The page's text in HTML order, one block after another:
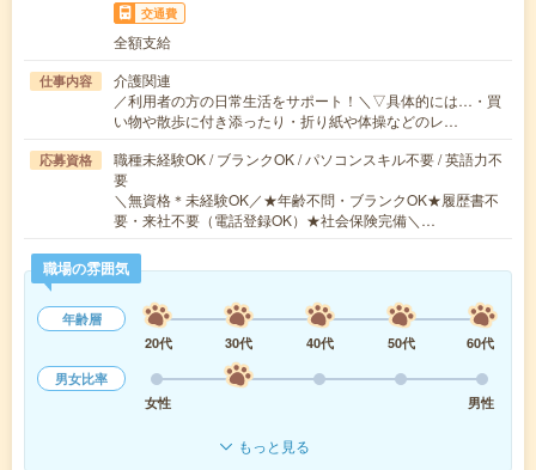
交通費
全額支給
仕事内容
介護関連
／利用者の方の日常生活をサポート！＼▽具体的には…・買
い物や散歩に付き添ったり・折り紙や体操などのレ…
応募資格
職種未経験OK / ブランクOK / パソコンスキル不要 / 英語力不
要
＼無資格＊未経験OK／★年齢不問・ブランクOK★履歴書不
要・来社不要（電話登録OK）★社会保険完備＼…
職場の雰囲気
年齢層
20代
30代 40代 50代
60代
男女比率
女性
男性
もっと見る